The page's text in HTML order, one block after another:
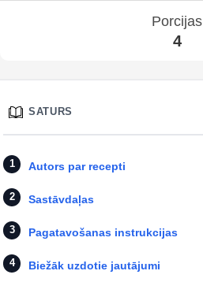
Porcijas
4
SATURS
Autors par recepti
Sastāvdaļas
Pagatavošanas instrukcijas
Biežāk uzdotie jautājumi